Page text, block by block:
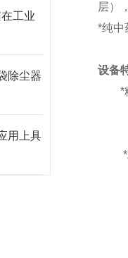
工业
除尘器
用上具
层）
*纯中
设备
*粉
*粉